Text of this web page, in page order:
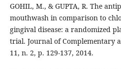
GOHIL, M., & GUPTA, R. The
mouthwash in comparison to
gingival disease: a randomized
trial. Journal of Complementary
11, n. 2, p. 129-137, 2014.